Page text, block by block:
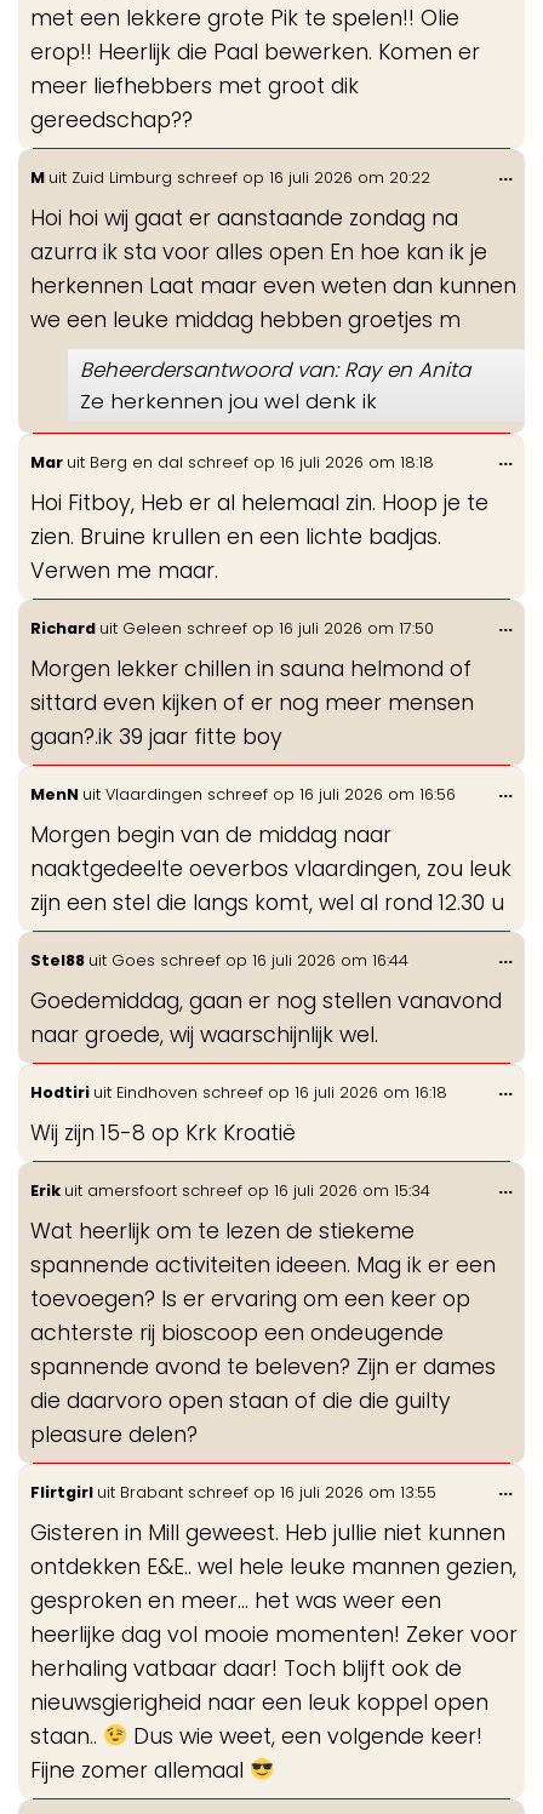
met een lekkere grote Pik te spelen!! Olie
erop!! Heerlijk die Paal bewerken. Komen er
meer liefhebbers met groot dik
gereedschap??
M uit Zuid Limburg schreef op 16 juli 2026 om 20:22
Hoi hoi wij gaat er aanstaande zondag na
azurra ik sta voor alles open En hoe kan ik je
herkennen Laat maar even weten dan kunnen
we een leuke middag hebben groetjes m
Beheerdersantwoord van: Ray en Anita
Ze herkennen jou wel denk ik
...
Mar uit Berg en dal schreef op 16 juli 2026 om 18:18
Hoi Fitboy, Heb er al helemaal zin. Hoop je te
zien. Bruine krullen en een lichte badjas.
Verwen me maar.
...
Richard uit Geleen schreef op 16 juli 2026 om 17:50
Morgen lekker chillen in sauna helmond of
sittard even kijken of er nog meer mensen
gaan?.ik 39 jaar fitte boy
...
MenN uit Vlaardingen schreef op 16 juli 2026 om 16:56
Morgen begin van de middag naar
naaktgedeelte oeverbos vlaardingen, zou leuk
zijn een stel die langs komt, wel al rond 12.30 u
...
Stel88 uit Goes schreef op 16 juli 2026 om 16:44
Goedemiddag, gaan er nog stellen vanavond
naar groede, wij waarschijnlijk wel.
...
Hodtiri uit Eindhoven schreef op 16 juli 2026 om 16:18
Wij zijn 15-8 op Krk Kroatië
...
Erik uit amersfoort schreef op 16 juli 2026 om 15:34
Wat heerlijk om te lezen de stiekeme
spannende activiteiten ideeen. Mag ik er een
toevoegen? Is er ervaring om een keer op
achterste rij bioscoop een ondeugende
spannende avond te beleven? Zijn er dames
die daarvoro open staan of die die guilty
pleasure delen?
...
Flirtgirl uit Brabant schreef op 16 juli 2026 om 13:55
Gisteren in Mill geweest. Heb jullie niet kunnen
ontdekken E&E.. wel hele leuke mannen gezien,
gesproken en meer... het was weer een
heerlijke dag vol mooie momenten! Zeker voor
herhaling vatbaar daar! Toch blijft ook de
nieuwsgierigheid naar een leuk koppel open
staan..
Dus wie weet, een volgende keer!
Fijne zomer allemaal
...